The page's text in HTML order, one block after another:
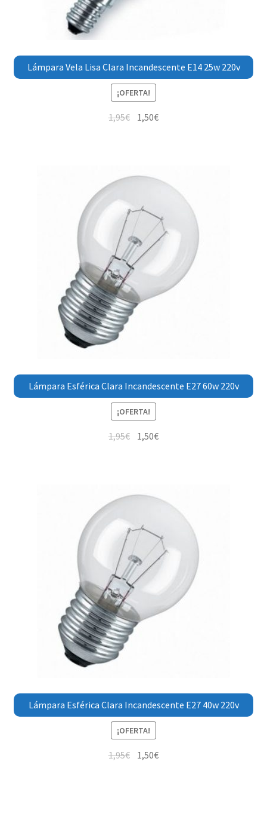
Lámpara Vela Lisa Clara Incandescente E14 25w 220v
¡OFERTA!
1,95€ 1,50€
Lámpara Esférica Clara Incandescente E27 60w 220v
¡OFERTA!
1,95€ 1,50€
Lámpara Esférica Clara Incandescente E27 40w 220v
¡OFERTA!
1,95€ 1,50€